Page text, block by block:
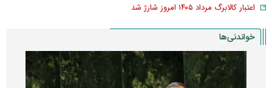
اعتبار کالابرگ مرداد ۱۴۰۵ امروز شارژ شد
خواندنی‌ها